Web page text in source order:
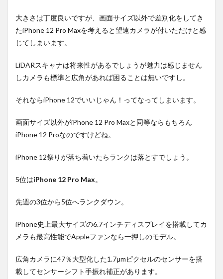
大きさは丁度良いですが、画面サイズ以外で差別化をしてき
たiPhone 12 Pro Maxを考えると望遠カメラが付いただけと感
じてしまいます。
LiDARスキャナは将来性があるでしょうが魅力は感じません
しカメラも標準と広角があれば困ることは無いですし。
それならiPhone 12でいいじゃん！ってなってしまいます。
画面サイズ以外がiPhone 12 Pro Maxと同等ならもちろん
iPhone 12 Proなのですけどね。
iPhone 12祭りが落ち着いたらランクは落とすでしょう。
5位はiPhone 12 Pro Max。
先週の3位から5位へランクダウン。
iPhone史上最大サイズの6.7インチディスプレイを搭載してカ
メラも最高性能でAppleファンなら一押しのモデル。
広角カメラに47％大型化した1.7μmピクセルのセンサーを搭
載してセンサーシフト手振れ補正があります。